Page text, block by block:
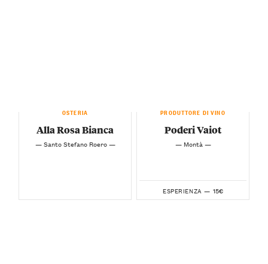
OSTERIA
Alla Rosa Bianca
— Santo Stefano Roero —
PRODUTTORE DI VINO
Poderi Vaiot
— Montà —
ESPERIENZA — 15€